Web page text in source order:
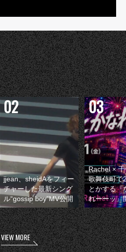
jjean、sheidAをフィー
チャーした最新シング
ル“gossip boy”MV公開
Rachel ×
歌舞伎町で
とかする『
れーーッ』
VIEW MORE